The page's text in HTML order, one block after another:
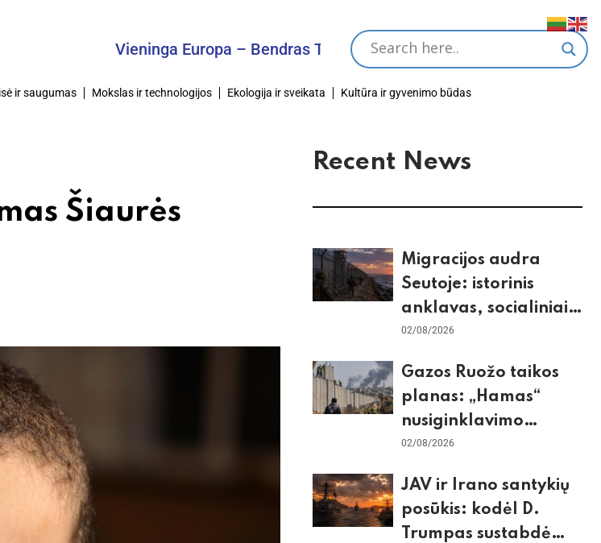
Vieninga Europa – Bendras Tikslas
ir saugumas Mokslas ir technologijos Ekologija ir sveikata Kultūra ir gyvenimo būdas
Šiaurės
Recent News
Migracijos audra
Seutoje: istorinis
anklavas, socialiniai
tinklai ir ES skilimas
02/08/2026
Gazos Ruožo taikos
planas: „Hamas“
nusiginklavimo
sąlygos, Izraelio
nerimas dėl sienos
02/08/2026
JAV ir Irano santykių
posūkis: kodėl D.
Trumpas sustabdė